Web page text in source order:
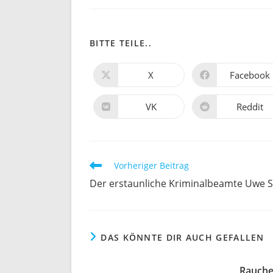
BITTE TEILE..
Öffnet
neuen
Fenster
X Öffnet
neuen
Fenster
Facebook
Öffnet
VK Öffnet
Reddit
Weitere
ansehen
Vorheriger Beitrag
Der erstaunliche Kriminalbeamte Uwe
DAS KÖNNTE DIR AUCH GEFALLEN